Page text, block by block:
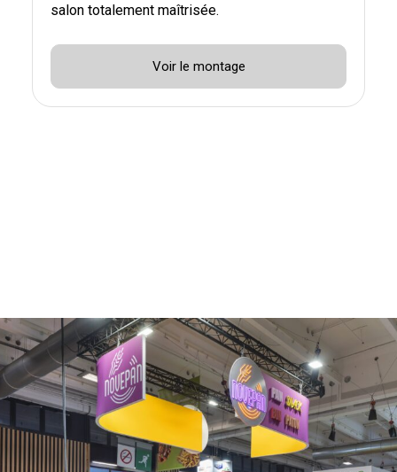
salon totalement maîtrisée.
Voir le montage